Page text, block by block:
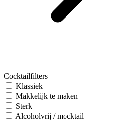
Cocktailfilters
Klassiek
Makkelijk te maken
Sterk
Alcoholvrij / mocktail